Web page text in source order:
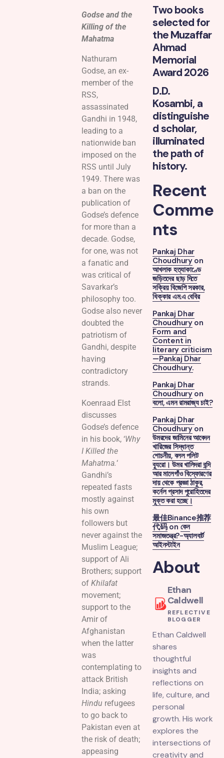
Godse and the
Killing of the
Mahatma
Nathuram
Godse, an ex-
member of the
RSS,
assassinated
Gandhi in 1948,
leading to a
nationwide ban
imposed on the
RSS until July
1949. There was
a ban on the
publication of
Godse’s defence
for more than a
decade. Godse,
for one, was not
a fanatic and
was critical of
Savarkar’s
philosophy too.
Godse also never
doubted the
patriotism of
Gandhi, despite
having
contradictory
strands.
Koenraad Elst
discusses
Godse’s defence
in his book, ‘Why
I Killed the
Mahatma.‘
Gandhi’s
repeated fasts
mostly against
his own
followers but
never against the
Muslim League;
support of Ali
Brothers; support
of Khilafat
movement;
support to the
Amir of
Afghanistan
when the latter
was
contemplating to
attack British
India; asking
Hindu refugees
to go back to
Pakistan even at
the risk of death;
appeasing
Two books
selected for
the Muzaffar
Ahmad
Memorial
Award 2026
D.D.
Kosambi, a
distinguishe
d scholar,
illuminated
the path of
history.
Recent
Comme
nts
Pankaj Dhar
Choudhuryon
আখলাক হত্যাকাণ্ডে
জড়িতদের ছাড় দিতে
সক্রিয় বিজেপি সরকার,
ধিক্কার এম.এ বেবির
Pankaj Dhar
Choudhuryon
Form and
Content in
literary criticism
—Pankaj Dhar
Choudhury.
Pankaj Dhar
Choudhuryon
বলো, এমন রামরাজ্য চাই?
Pankaj Dhar
Choudhuryon
উমরদের জামিনের আবেদন
খারিজের সিদ্ধান্ত
শোচনীয়, বলল পলিট
ব্যুরো। উমর খালিদরা বন্দি
আর মালেগাঁও বিস্ফোরণের
দায় থেকে প্রজ্ঞা ঠাকুর,
কর্নেল প্রসাদ পুরোহিতদের
মুক্ত করা হচ্ছে।
最佳Binance推荐
代码on কেন
সমাজতন্ত্র?-অ্যালবার্ট
আইনস্টাইন
About
Ethan
Caldwell
REFLECTIVE
BLOGGER
Ethan Caldwell
shares
thoughtful
insights and
reflections on
life, culture, and
personal
growth. His work
explores the
intersections of
creativity and